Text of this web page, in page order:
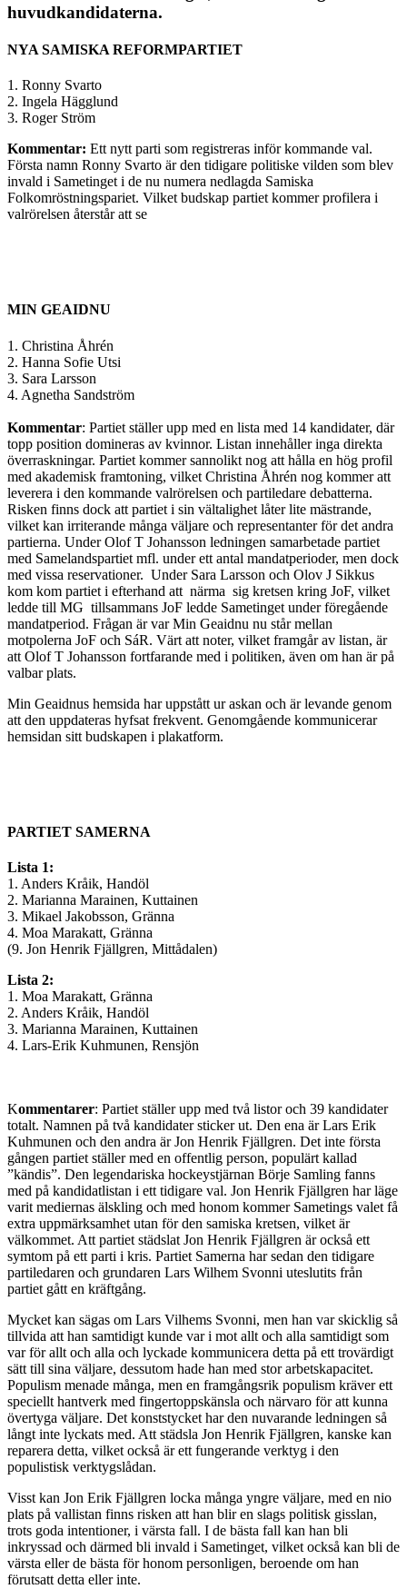
huvudkandidaterna.
NYA SAMISKA REFORMPARTIET
1. Ronny Svarto
2. Ingela Hägglund
3. Roger Ström
Kommentar: Ett nytt parti som registreras inför kommande val.
Första namn Ronny Svarto är den tidigare politiske vilden som blev
invald i Sametinget i de nu numera nedlagda Samiska
Folkomröstningspariet. Vilket budskap partiet kommer profilera i
valrörelsen återstår att se
MIN GEAIDNU
1. Christina Åhrén
2. Hanna Sofie Utsi
3. Sara Larsson
4. Agnetha Sandström
Kommentar: Partiet ställer upp med en lista med 14 kandidater, där
topp position domineras av kvinnor. Listan innehåller inga direkta
överraskningar. Partiet kommer sannolikt nog att hålla en hög profil
med akademisk framtoning, vilket Christina Åhrén nog kommer att
leverera i den kommande valrörelsen och partiledare debatterna.
Risken finns dock att partiet i sin vältalighet låter lite mästrande,
vilket kan irriterande många väljare och representanter för det andra
partierna. Under Olof T Johansson ledningen samarbetade partiet
med Samelandspartiet mfl. under ett antal mandatperioder, men dock
med vissa reservationer. Under Sara Larsson och Olov J Sikkus
kom kom partiet i efterhand att närma sig kretsen kring JoF, vilket
ledde till MG tillsammans JoF ledde Sametinget under föregående
mandatperiod. Frågan är var Min Geaidnu nu står mellan
motpolerna JoF och SáR. Värt att noter, vilket framgår av listan, är
att Olof T Johansson fortfarande med i politiken, även om han är på
valbar plats.
Min Geaidnus hemsida har uppstått ur askan och är levande genom
att den uppdateras hyfsat frekvent. Genomgående kommunicerar
hemsidan sitt budskapen i plakatform.
PARTIET SAMERNA
Lista 1:
1. Anders Kråik, Handöl
2. Marianna Marainen, Kuttainen
3. Mikael Jakobsson, Gränna
4. Moa Marakatt, Gränna
(9. Jon Henrik Fjällgren, Mittådalen)
Lista 2:
1. Moa Marakatt, Gränna
2. Anders Kråik, Handöl
3. Marianna Marainen, Kuttainen
4. Lars-Erik Kuhmunen, Rensjön
Kommentarer: Partiet ställer upp med två listor och 39 kandidater
totalt. Namnen på två kandidater sticker ut. Den ena är Lars Erik
Kuhmunen och den andra är Jon Henrik Fjällgren. Det inte första
gången partiet ställer med en offentlig person, populärt kallad
”kändis”. Den legendariska hockeystjärnan Börje Samling fanns
med på kandidatlistan i ett tidigare val. Jon Henrik Fjällgren har läge
varit mediernas älskling och med honom kommer Sametings valet få
extra uppmärksamhet utan för den samiska kretsen, vilket är
välkommet. Att partiet städslat Jon Henrik Fjällgren är också ett
symtom på ett parti i kris. Partiet Samerna har sedan den tidigare
partiledaren och grundaren Lars Wilhem Svonni uteslutits från
partiet gått en kräftgång.
Mycket kan sägas om Lars Vilhems Svonni, men han var skicklig så
tillvida att han samtidigt kunde var i mot allt och alla samtidigt som
var för allt och alla och lyckade kommunicera detta på ett trovärdigt
sätt till sina väljare, dessutom hade han med stor arbetskapacitet.
Populism menade många, men en framgångsrik populism kräver ett
speciellt hantverk med fingertoppskänsla och närvaro för att kunna
övertyga väljare. Det konststycket har den nuvarande ledningen så
långt inte lyckats med. Att städsla Jon Henrik Fjällgren, kanske kan
reparera detta, vilket också är ett fungerande verktyg i den
populistisk verktygslådan.
Visst kan Jon Erik Fjällgren locka många yngre väljare, med en nio
plats på vallistan finns risken att han blir en slags politisk gisslan,
trots goda intentioner, i värsta fall. I de bästa fall kan han bli
inkryssad och därmed bli invald i Sametinget, vilket också kan bli de
värsta eller de bästa för honom personligen, beroende om han
förutsatt detta eller inte.